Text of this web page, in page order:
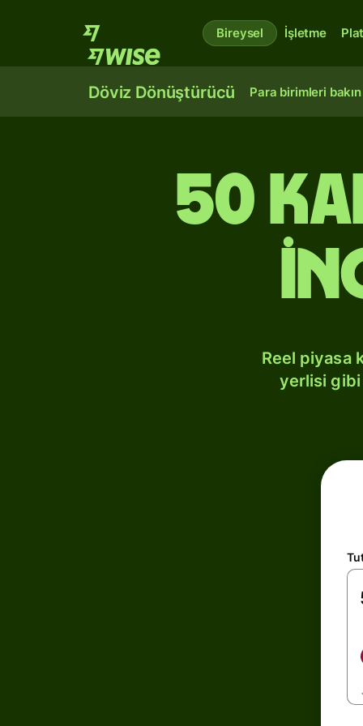
Bireysel İşletme
Döviz Dönüştürücü Para birimleri bakın
50
Reel piyasa
yerlisi gibi